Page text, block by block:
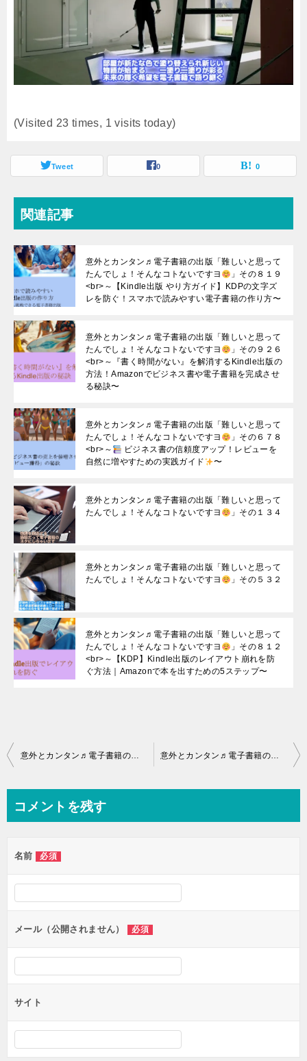
(Visited 23 times, 1 visits today)
Tweet 0 0
関連記事
意外とカンタン♬電子書籍の出版「難しいと思って
たんでしょ！そんなコトないですヨ
」その８１９
<br>～【Kindle出版 やり方ガイド】KDPの文字ズ
レを防ぐ！スマホで読みやすい電子書籍の作り方〜
意外とカンタン♬電子書籍の出版「難しいと思って
たんでしょ！そんなコトないですヨ
」その９２６
<br>～『書く時間がない』を解消するKindle出版の
方法！Amazonでビジネス書や電子書籍を完成させ
る秘訣〜
意外とカンタン♬電子書籍の出版「難しいと思って
たんでしょ！そんなコトないですヨ
」その６７８
<br>～
ビジネス書の信頼度アップ！レビューを
自然に増やすための実践ガイド
〜
意外とカンタン♬電子書籍の出版「難しいと思って
たんでしょ！そんなコトないですヨ
」その１３４
意外とカンタン♬電子書籍の出版「難しいと思って
たんでしょ！そんなコトないですヨ
」その５３２
意外とカンタン♬電子書籍の出版「難しいと思って
たんでしょ！そんなコトないですヨ
」その８１２
<br>～【KDP】Kindle出版のレイアウト崩れを防
ぐ方法｜Amazonで本を出すための5ステップ〜
投
ビ
ー
シ
ョ
ン
意外とカンタン♬電子書籍の出版「難しいと思ってたんでしょ！そんなコトないですヨ 意外とカンタン♬電子書籍の出版「難しいと思ってたんでしょ！そんなコトないですヨ
コメントを残す
名前 必須
メール（公開されません） 必須
サイト